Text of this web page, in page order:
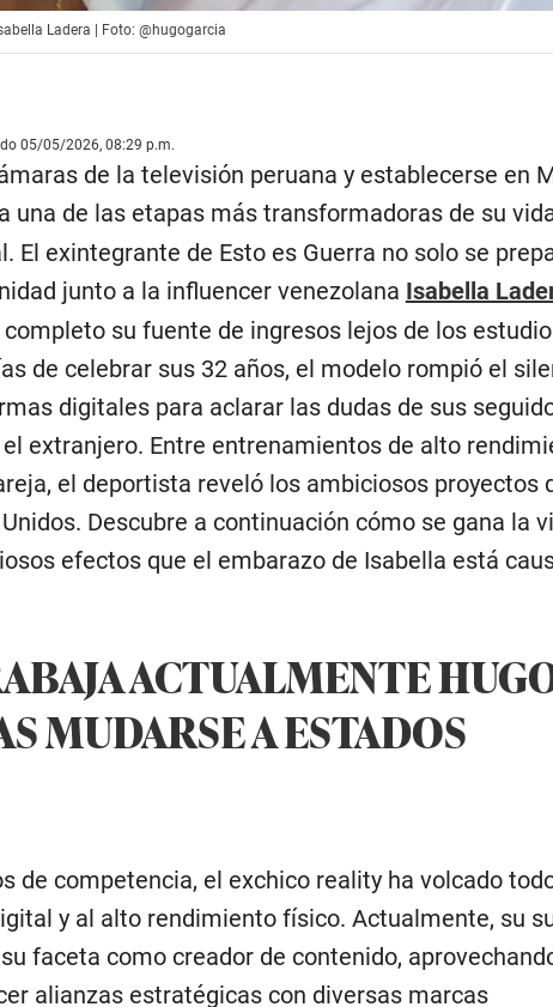
Ladera | Foto: @hugogarcia
05/05/2026, 08:29 p.m.
de la televisión peruana y establecerse en
una de las etapas más transformadoras de su
El exintegrante de Esto es Guerra no solo se
junto a la influencer venezolana Isabella
su fuente de ingresos lejos de los
de celebrar sus 32 años, el modelo rompió el
digitales para aclarar las dudas de sus
extranjero. Entre entrenamientos de alto
el deportista reveló los ambiciosos proyectos
Descubre a continuación cómo se gana la
efectos que el embarazo de Isabella está
ACTUALMENTE
MUDARSE A ESTADOS
de competencia, el exchico reality ha volcado
y al alto rendimiento físico. Actualmente, su
faceta como creador de contenido,
alianzas estratégicas con diversas marcas